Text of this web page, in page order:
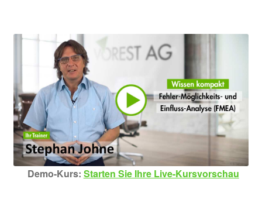
gratis
Six Sigma E-Learning
Vorlagen
öffnen
Demo-Kurs: Starten Sie Ihre Live-Kursvorschau